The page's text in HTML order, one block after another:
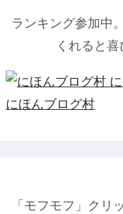
ランキング参加中
くれると
にほんブログ村
「モフモフ」クリ